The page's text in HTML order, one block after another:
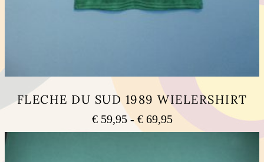
FLECHE DU SUD 1989 WIELERSHIRT
€59,95 - €69,95Prijsklasse:
€ 59,95